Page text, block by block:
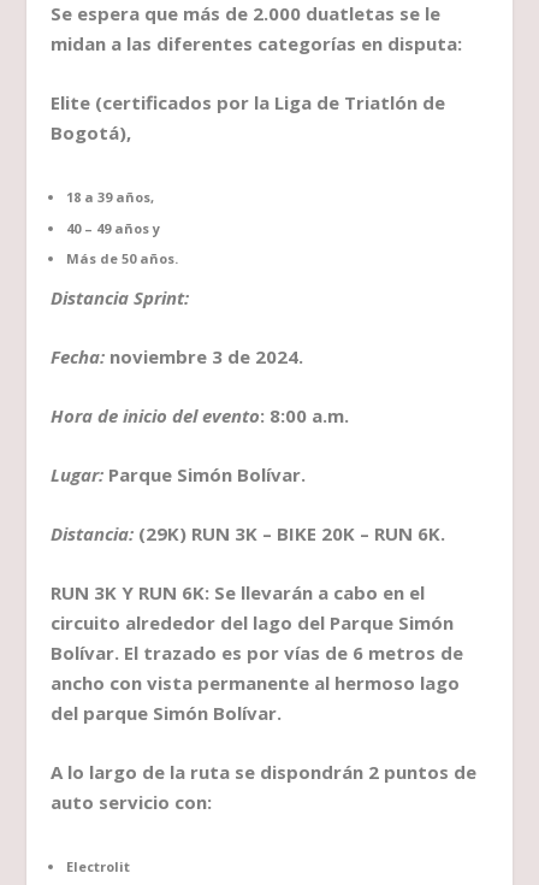
Se espera que más de 2.000 duatletas se le
midan a las diferentes categorías en disputa:
Elite (certificados por la Liga de Triatlón de
Bogotá),
18 a 39 años,
40 – 49 años y
Más de 50 años.
Distancia Sprint:
Fecha: noviembre 3 de 2024.
Hora de inicio del evento: 8:00 a.m.
Lugar: Parque Simón Bolívar.
Distancia: (29K) RUN 3K – BIKE 20K – RUN 6K.
RUN 3K Y RUN 6K: Se llevarán a cabo en el
circuito alrededor del lago del Parque Simón
Bolívar. El trazado es por vías de 6 metros de
ancho con vista permanente al hermoso lago
del parque Simón Bolívar.
A lo largo de la ruta se dispondrán 2 puntos de
auto servicio con:
Electrolit